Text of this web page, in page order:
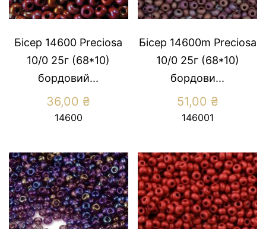
Бісер 14600 Preсiosa
10/0 25г (68*10)
бордовий...
36,00 ₴
14600
Бісер 14600m Preсiosa
10/0 25г (68*10)
бордови...
51,00 ₴
146001